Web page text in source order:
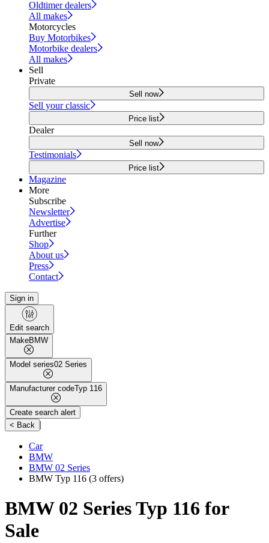
Oldtimer dealers
All makes
Motorcycles
Buy Motorbikes
Motorbike dealers
All makes
Sell
Private
Sell now
Sell your classic
Price list
Dealer
Sell now
Testimonials
Price list
Magazine
More
Subscribe
Newsletter
Advertise
Further
Shop
About us
Press
Contact
Sign in
Edit search
MakeBMW
Model series02 Series
Manufacturer codeTyp 116
Create search alert
< Back |
Car
BMW
BMW 02 Series
BMW Typ 116 (3 offers)
BMW 02 Series Typ 116 for
Sale